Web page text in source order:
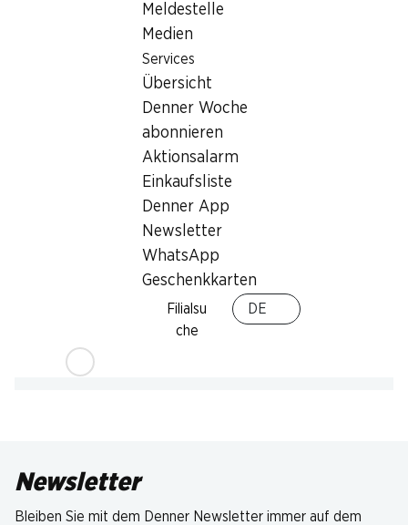
Meldestelle
Medien
Services
Übersicht
Denner Woche
abonnieren
Aktionsalarm
Einkaufsliste
Denner App
Newsletter
WhatsApp
Geschenkkarten
Filialsu
che
DE
Bargeldbezug mit Post - / M-Card
Newsletter
Bleiben Sie mit dem Denner Newsletter immer auf dem